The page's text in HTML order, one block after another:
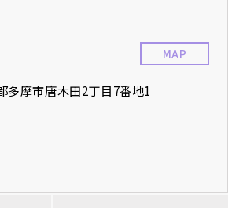
摩市唐木田2丁目7番地1
MAP